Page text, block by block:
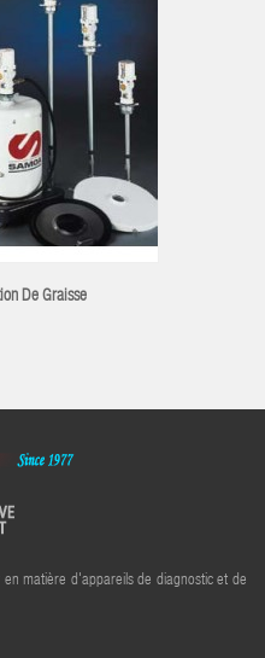
De Graisse
matière d'appareils de diagnostic et de